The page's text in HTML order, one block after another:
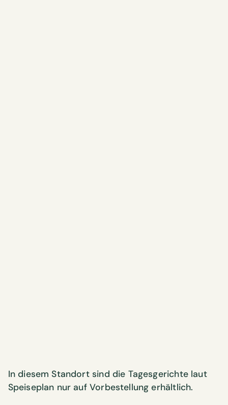
In diesem Standort sind die Tagesgerichte laut
Speiseplan nur auf Vorbestellung erhältlich.